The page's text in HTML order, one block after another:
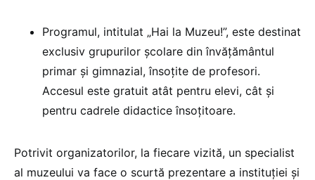
Programul, intitulat „Hai la Muzeu!”, este destinat
exclusiv grupurilor școlare din învățământul
primar și gimnazial, însoțite de profesori.
Accesul este gratuit atât pentru elevi, cât și
pentru cadrele didactice însoțitoare.
Potrivit organizatorilor, la fiecare vizită, un specialist
al muzeului va face o scurtă prezentare a instituției și